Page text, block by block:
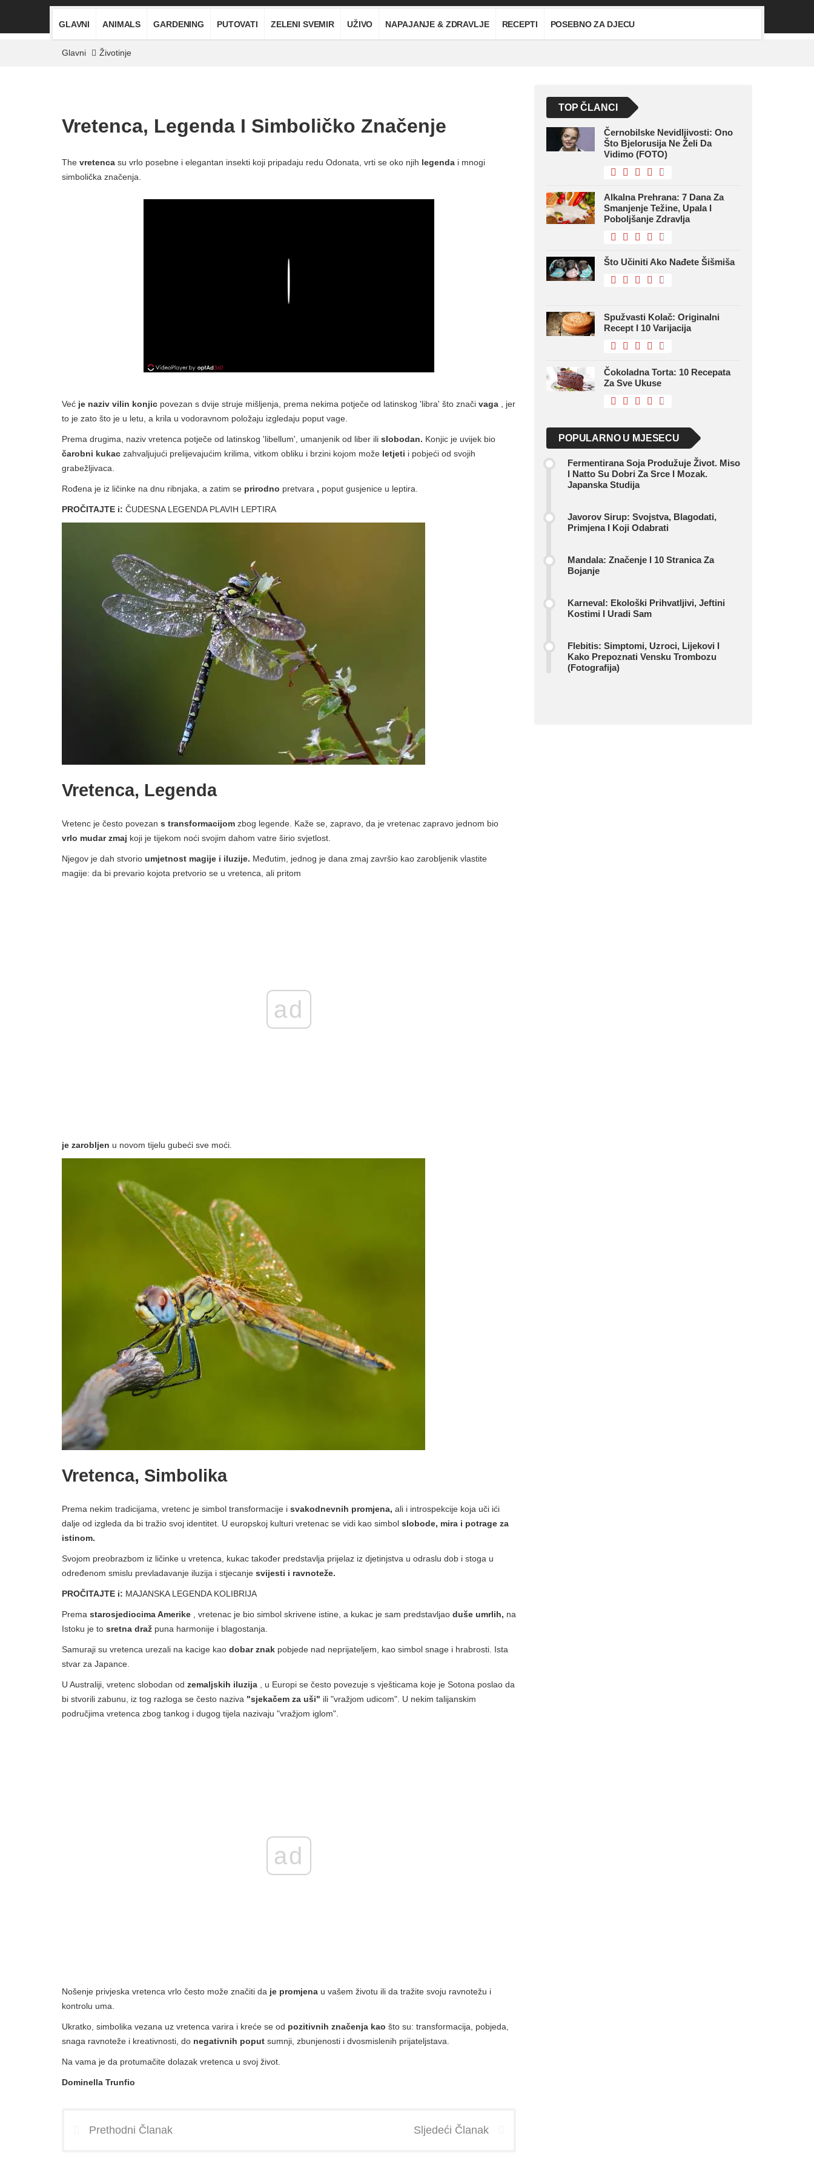
GLAVNI ANIMALS GARDENING PUTOVATI ZELENI SVEMIR UŽIVO NAPAJANJE & ZDRAVLJE RECEPTI POSEBNO ZA DJECU
Glavni Životinje
Vretenca, Legenda I Simboličko Značenje
The vretenca su vrlo posebne i elegantan insekti koji pripadaju redu Odonata, vrti se oko njih legenda i mnogi
simbolička značenja.
Već je naziv vilin konjic povezan s dvije struje mišljenja, prema nekima potječe od latinskog 'libra' što znači vaga , jer
to je zato što je u letu, a krila u vodoravnom položaju izgledaju poput vage.
Prema drugima, naziv vretenca potječe od latinskog 'libellum', umanjenik od liber ili slobodan. Konjic je uvijek bio
čarobni kukac zahvaljujući prelijevajućim krilima, vitkom obliku i brzini kojom može letjeti i pobjeći od svojih
grabežljivaca.
Rođena je iz ličinke na dnu ribnjaka, a zatim se prirodno pretvara , poput gusjenice u leptira.
PROČITAJTE i: ČUDESNA LEGENDA PLAVIH LEPTIRA
Vretenca, Legenda
Vretenc je često povezan s transformacijom zbog legende. Kaže se, zapravo, da je vretenac zapravo jednom bio
vrlo mudar zmaj koji je tijekom noći svojim dahom vatre širio svjetlost.
Njegov je dah stvorio umjetnost magije i iluzije. Međutim, jednog je dana zmaj završio kao zarobljenik vlastite
magije: da bi prevario kojota pretvorio se u vretenca, ali pritom
ad
je zarobljen u novom tijelu gubeći sve moći.
Vretenca, Simbolika
Prema nekim tradicijama, vretenc je simbol transformacije i svakodnevnih promjena, ali i introspekcije koja uči ići
dalje od izgleda da bi tražio svoj identitet. U europskoj kulturi vretenac se vidi kao simbol slobode, mira i potrage za
istinom.
Svojom preobrazbom iz ličinke u vretenca, kukac također predstavlja prijelaz iz djetinjstva u odraslu dob i stoga u
određenom smislu prevladavanje iluzija i stjecanje svijesti i ravnoteže.
PROČITAJTE i: MAJANSKA LEGENDA KOLIBRIJA
Prema starosjediocima Amerike , vretenac je bio simbol skrivene istine, a kukac je sam predstavljao duše umrlih, na
Istoku je to sretna draž puna harmonije i blagostanja.
Samuraji su vretenca urezali na kacige kao dobar znak pobjede nad neprijateljem, kao simbol snage i hrabrosti. Ista
stvar za Japance.
U Australiji, vretenc slobodan od zemaljskih iluzija , u Europi se često povezuje s vješticama koje je Sotona poslao da
bi stvorili zabunu, iz tog razloga se često naziva "sjekačem za uši" ili "vražjom udicom". U nekim talijanskim
područjima vretenca zbog tankog i dugog tijela nazivaju "vražjom iglom".
ad
Nošenje privjeska vretenca vrlo često može značiti da je promjena u vašem životu ili da tražite svoju ravnotežu i
kontrolu uma.
Ukratko, simbolika vezana uz vretenca varira i kreće se od pozitivnih značenja kao što su: transformacija, pobjeda,
snaga ravnoteže i kreativnosti, do negativnih poput sumnji, zbunjenosti i dvosmislenih prijateljstava.
Na vama je da protumačite dolazak vretenca u svoj život.
Dominella Trunfio
Prethodni Članak Sljedeći Članak
TOP ČLANCI
Černobilske Nevidljivosti: Ono
Što Bjelorusija Ne Želi Da
Vidimo (FOTO)
Alkalna Prehrana: 7 Dana Za
Smanjenje Težine, Upala I
Poboljšanje Zdravlja
Što Učiniti Ako Nađete Šišmiša
Spužvasti Kolač: Originalni
Recept I 10 Varijacija
Čokoladna Torta: 10 Recepata
Za Sve Ukuse
POPULARNO U MJESECU
Fermentirana Soja Produžuje Život. Miso
I Natto Su Dobri Za Srce I Mozak.
Japanska Studija
Javorov Sirup: Svojstva, Blagodati,
Primjena I Koji Odabrati
Mandala: Značenje I 10 Stranica Za
Bojanje
Karneval: Ekološki Prihvatljivi, Jeftini
Kostimi I Uradi Sam
Flebitis: Simptomi, Uzroci, Lijekovi I
Kako Prepoznati Vensku Trombozu
(fotografija)